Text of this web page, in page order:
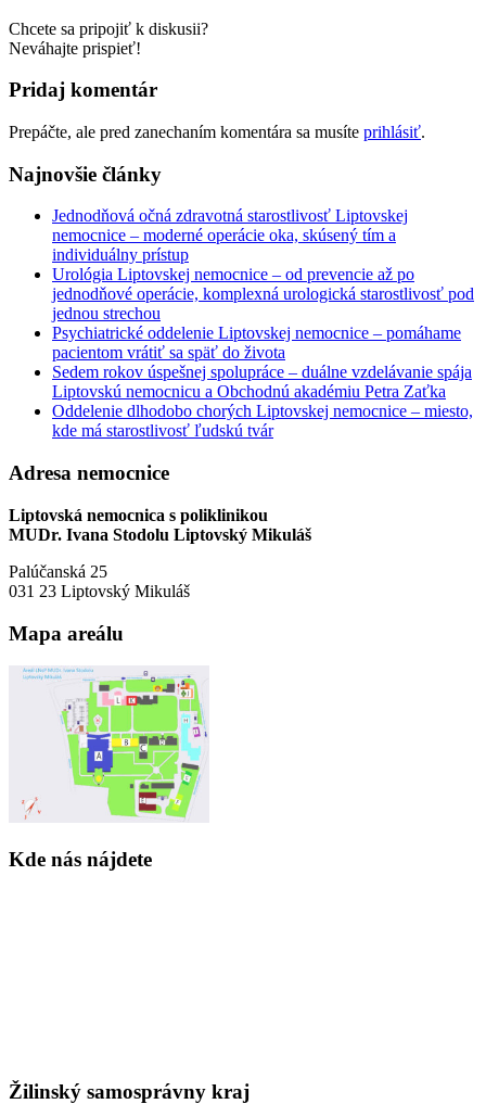
Chcete sa pripojiť k diskusii?
Neváhajte prispieť!
Pridaj komentár
Prepáčte, ale pred zanechaním komentára sa musíte prihlásiť.
Najnovšie články
Jednodňová očná zdravotná starostlivosť Liptovskej
nemocnice – moderné operácie oka, skúsený tím a
individuálny prístup
Urológia Liptovskej nemocnice – od prevencie až po
jednodňové operácie, komplexná urologická starostlivosť pod
jednou strechou
Psychiatrické oddelenie Liptovskej nemocnice – pomáhame
pacientom vrátiť sa späť do života
Sedem rokov úspešnej spolupráce – duálne vzdelávanie spája
Liptovskú nemocnicu a Obchodnú akadémiu Petra Zaťka
Oddelenie dlhodobo chorých Liptovskej nemocnice – miesto,
kde má starostlivosť ľudskú tvár
Adresa nemocnice
Liptovská nemocnica s poliklinikou
MUDr. Ivana Stodolu Liptovský Mikuláš
Palúčanská 25
031 23 Liptovský Mikuláš
Mapa areálu
Kde nás nájdete
Žilinský samosprávny kraj